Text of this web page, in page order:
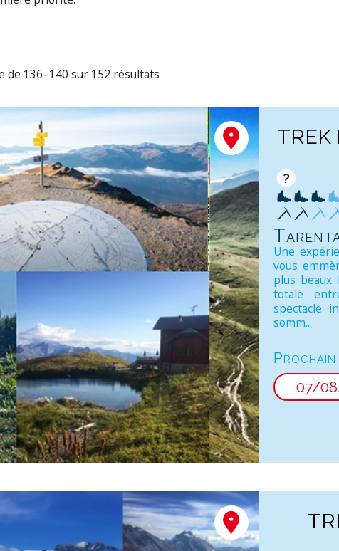
de 136–140 sur 152 résultats
TREK
?
Une
vous
plus beaux
totale
spectacle
somm...
07/